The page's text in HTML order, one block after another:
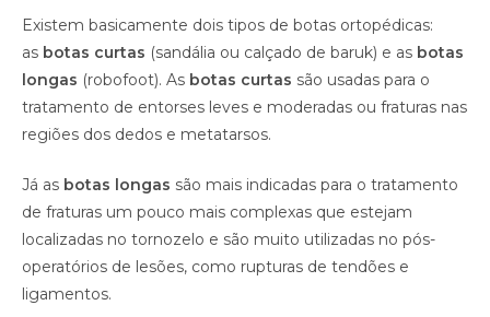
Existem basicamente dois tipos de botas ortopédicas:
as botas curtas (sandália ou calçado de baruk) e as botas
longas (robofoot). As botas curtas são usadas para o
tratamento de entorses leves e moderadas ou fraturas nas
regiões dos dedos e metatarsos.
Já as botas longas são mais indicadas para o tratamento
de fraturas um pouco mais complexas que estejam
localizadas no tornozelo e são muito utilizadas no pós-
operatórios de lesões, como rupturas de tendões e
ligamentos.